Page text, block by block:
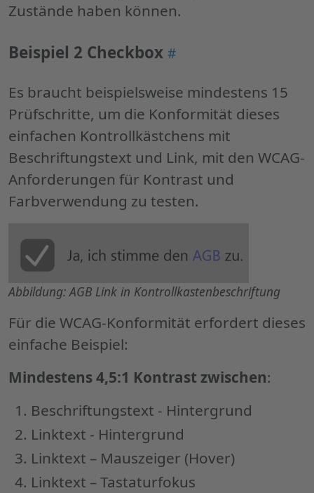
Zustände haben können.
Beispiel 2 Checkbox Permalink
2
Checkbox"
#
Es braucht beispielsweise mindestens 15
Prüfschritte, um die Konformität dieses
einfachen Kontrollkästchens mit
Beschriftungstext und Link, mit den WCAG-
Anforderungen für Kontrast und
Farbverwendung zu testen.
Abbildung: AGB Link in Kontrollkastenbeschriftung
Für die WCAG-Konformität erfordert dieses
einfache Beispiel:
Mindestens 4,5:1 Kontrast zwischen:
Beschriftungstext - Hintergrund
Linktext - Hintergrund
Linktext – Mauszeiger (Hover)
Linktext – Tastaturfokus